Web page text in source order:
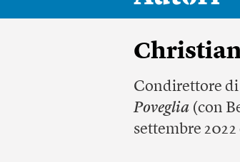
Condirettore di
Poveglia (con
settembre 2022